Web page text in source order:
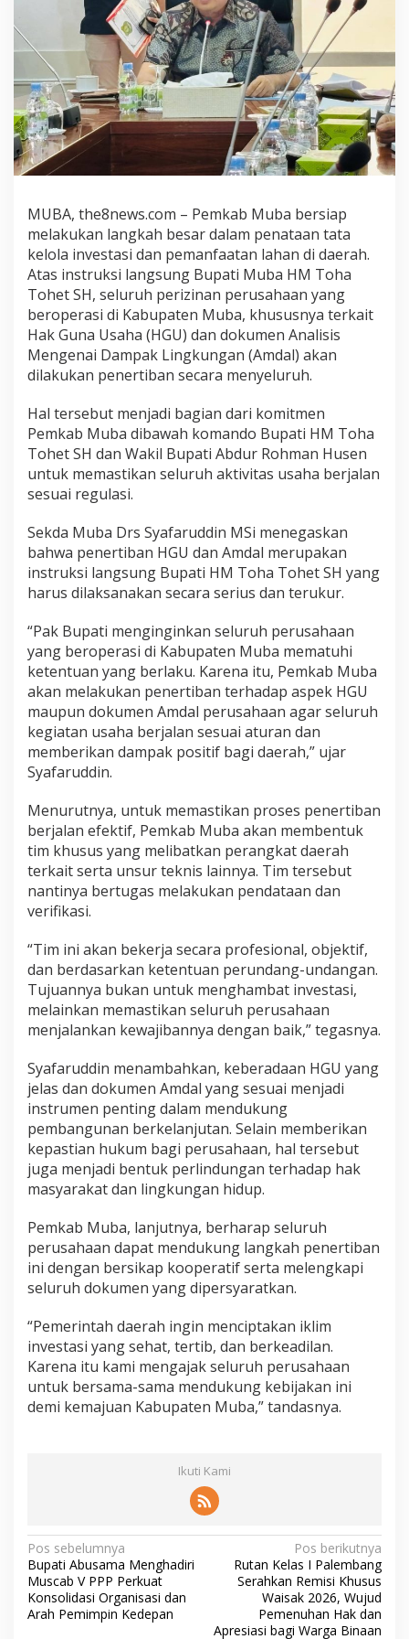
MUBA, the8news.com – Pemkab Muba bersiap
melakukan langkah besar dalam penataan tata
kelola investasi dan pemanfaatan lahan di daerah.
Atas instruksi langsung Bupati Muba HM Toha
Tohet SH, seluruh perizinan perusahaan yang
beroperasi di Kabupaten Muba, khususnya terkait
Hak Guna Usaha (HGU) dan dokumen Analisis
Mengenai Dampak Lingkungan (Amdal) akan
dilakukan penertiban secara menyeluruh.
Hal tersebut menjadi bagian dari komitmen
Pemkab Muba dibawah komando Bupati HM Toha
Tohet SH dan Wakil Bupati Abdur Rohman Husen
untuk memastikan seluruh aktivitas usaha berjalan
sesuai regulasi.
Sekda Muba Drs Syafaruddin MSi menegaskan
bahwa penertiban HGU dan Amdal merupakan
instruksi langsung Bupati HM Toha Tohet SH yang
harus dilaksanakan secara serius dan terukur.
“Pak Bupati menginginkan seluruh perusahaan
yang beroperasi di Kabupaten Muba mematuhi
ketentuan yang berlaku. Karena itu, Pemkab Muba
akan melakukan penertiban terhadap aspek HGU
maupun dokumen Amdal perusahaan agar seluruh
kegiatan usaha berjalan sesuai aturan dan
memberikan dampak positif bagi daerah,” ujar
Syafaruddin.
Menurutnya, untuk memastikan proses penertiban
berjalan efektif, Pemkab Muba akan membentuk
tim khusus yang melibatkan perangkat daerah
terkait serta unsur teknis lainnya. Tim tersebut
nantinya bertugas melakukan pendataan dan
verifikasi.
“Tim ini akan bekerja secara profesional, objektif,
dan berdasarkan ketentuan perundang-undangan.
Tujuannya bukan untuk menghambat investasi,
melainkan memastikan seluruh perusahaan
menjalankan kewajibannya dengan baik,” tegasnya.
Syafaruddin menambahkan, keberadaan HGU yang
jelas dan dokumen Amdal yang sesuai menjadi
instrumen penting dalam mendukung
pembangunan berkelanjutan. Selain memberikan
kepastian hukum bagi perusahaan, hal tersebut
juga menjadi bentuk perlindungan terhadap hak
masyarakat dan lingkungan hidup.
Pemkab Muba, lanjutnya, berharap seluruh
perusahaan dapat mendukung langkah penertiban
ini dengan bersikap kooperatif serta melengkapi
seluruh dokumen yang dipersyaratkan.
“Pemerintah daerah ingin menciptakan iklim
investasi yang sehat, tertib, dan berkeadilan.
Karena itu kami mengajak seluruh perusahaan
untuk bersama-sama mendukung kebijakan ini
demi kemajuan Kabupaten Muba,” tandasnya.
Ikuti Kami
N
a
v
i
Pos sebelumnya
Bupati Abusama Menghadiri
Muscab V PPP Perkuat
Konsolidasi Organisasi dan
Arah Pemimpin Kedepan
Pos berikutnya
Rutan Kelas I Palembang
Serahkan Remisi Khusus
Waisak 2026, Wujud
Pemenuhan Hak dan
Apresiasi bagi Warga Binaan